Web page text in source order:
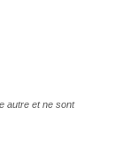
autre et ne sont